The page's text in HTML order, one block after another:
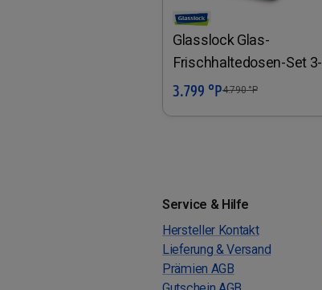
Glasslock Glas-
Frischhaltedosen-Set 3-
tlg.
In den Warenkorb
3.799 °P4.790°P
Service & Hilfe
Hersteller Kontakt
Lieferung & Versand
Prämien AGB